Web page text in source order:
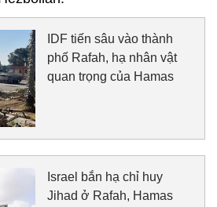
IDF tiến sâu vào thành
phố Rafah, hạ nhân vật
quan trọng của Hamas
Israel bắn hạ chỉ huy
Jihad ở Rafah, Hamas